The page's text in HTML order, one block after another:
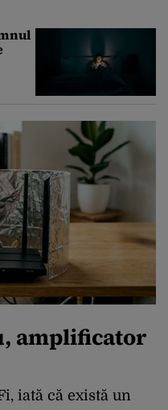
amplificator
iată că există un